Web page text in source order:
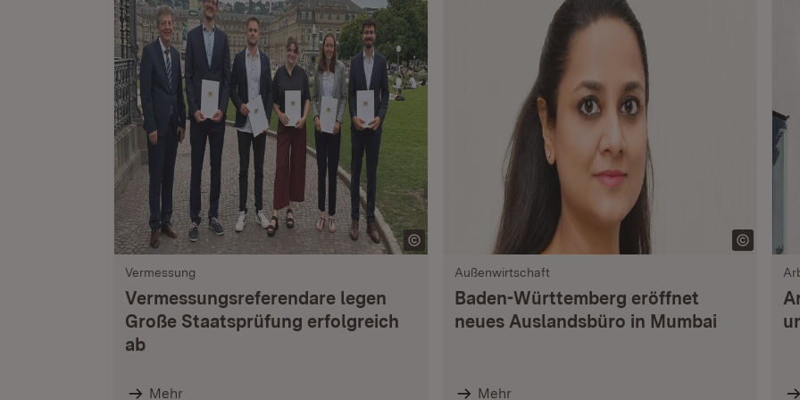
Vermessung
Vermessungsreferendare legen
Große Staatsprüfung erfolgreich
ab
Mehr
Außenwirtschaft
Baden-Württemberg eröffnet
neues Auslandsbüro in Mumbai
Mehr